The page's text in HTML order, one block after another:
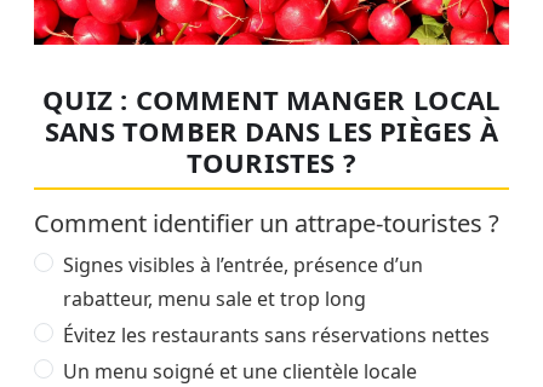
QUIZ : COMMENT MANGER LOCAL
SANS TOMBER DANS LES PIÈGES À
TOURISTES ?
Ce quiz comporte une question à choix multiples.
Comment identifier un attrape-touristes ?
Signes visibles à l’entrée, présence d’un
rabatteur, menu sale et trop long
Évitez les restaurants sans réservations nettes
Un menu soigné et une clientèle locale